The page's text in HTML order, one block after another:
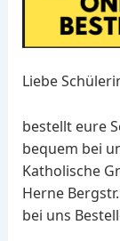
Liebe
bestellt eure
bequem bei
Katholische
Herne
bei uns